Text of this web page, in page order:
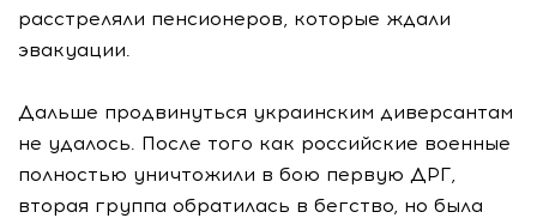
расстреляли пенсионеров, которые ждали
эвакуации.
Дальше продвинуться украинским диверсантам
не удалось. После того как российские военные
полностью уничтожили в бою первую ДРГ,
вторая группа обратилась в бегство, но была